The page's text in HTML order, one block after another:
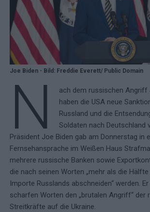
Joe Biden - Bild: Freddie Everett/ Public Domain
N
ach dem russischen Angriff
haben die USA neue
Russland und die
Soldaten nach Deutschland
Präsident Joe Biden gab am Donnerstag in
Fernsehansprache im Weißen Haus
mehrere russische Banken sowie
die nach seinen Worten „mehr als die
Importe Russlands abschneiden“ werden.
scharfen Worten den „brutalen Angriff“ der
Streitkräfte auf die Ukraine.